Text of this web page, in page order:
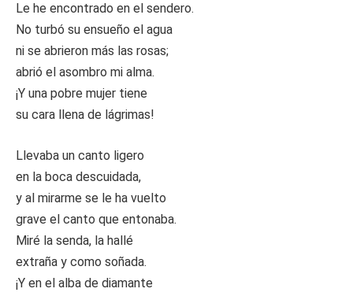
Le he encontrado en el sendero.
No turbó su ensueño el agua
ni se abrieron más las rosas;
abrió el asombro mi alma.
¡Y una pobre mujer tiene
su cara llena de lágrimas!
Llevaba un canto ligero
en la boca descuidada,
y al mirarme se le ha vuelto
grave el canto que entonaba.
Miré la senda, la hallé
extraña y como soñada.
¡Y en el alba de diamante